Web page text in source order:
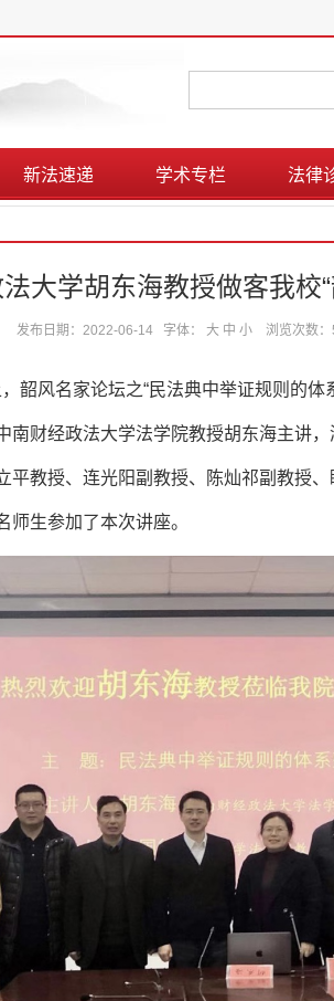
新法速递 学术专栏 法律
大学胡东海教授做客我校
发布日期：2022-06-14 字体： 大 中 小 浏览次数：
韶风名家论坛之“民法典中举证规则的体
南财经政法大学法学院教授胡东海主讲
平教授、连光阳副教授、陈灿祁副教授
师生参加了本次讲座。